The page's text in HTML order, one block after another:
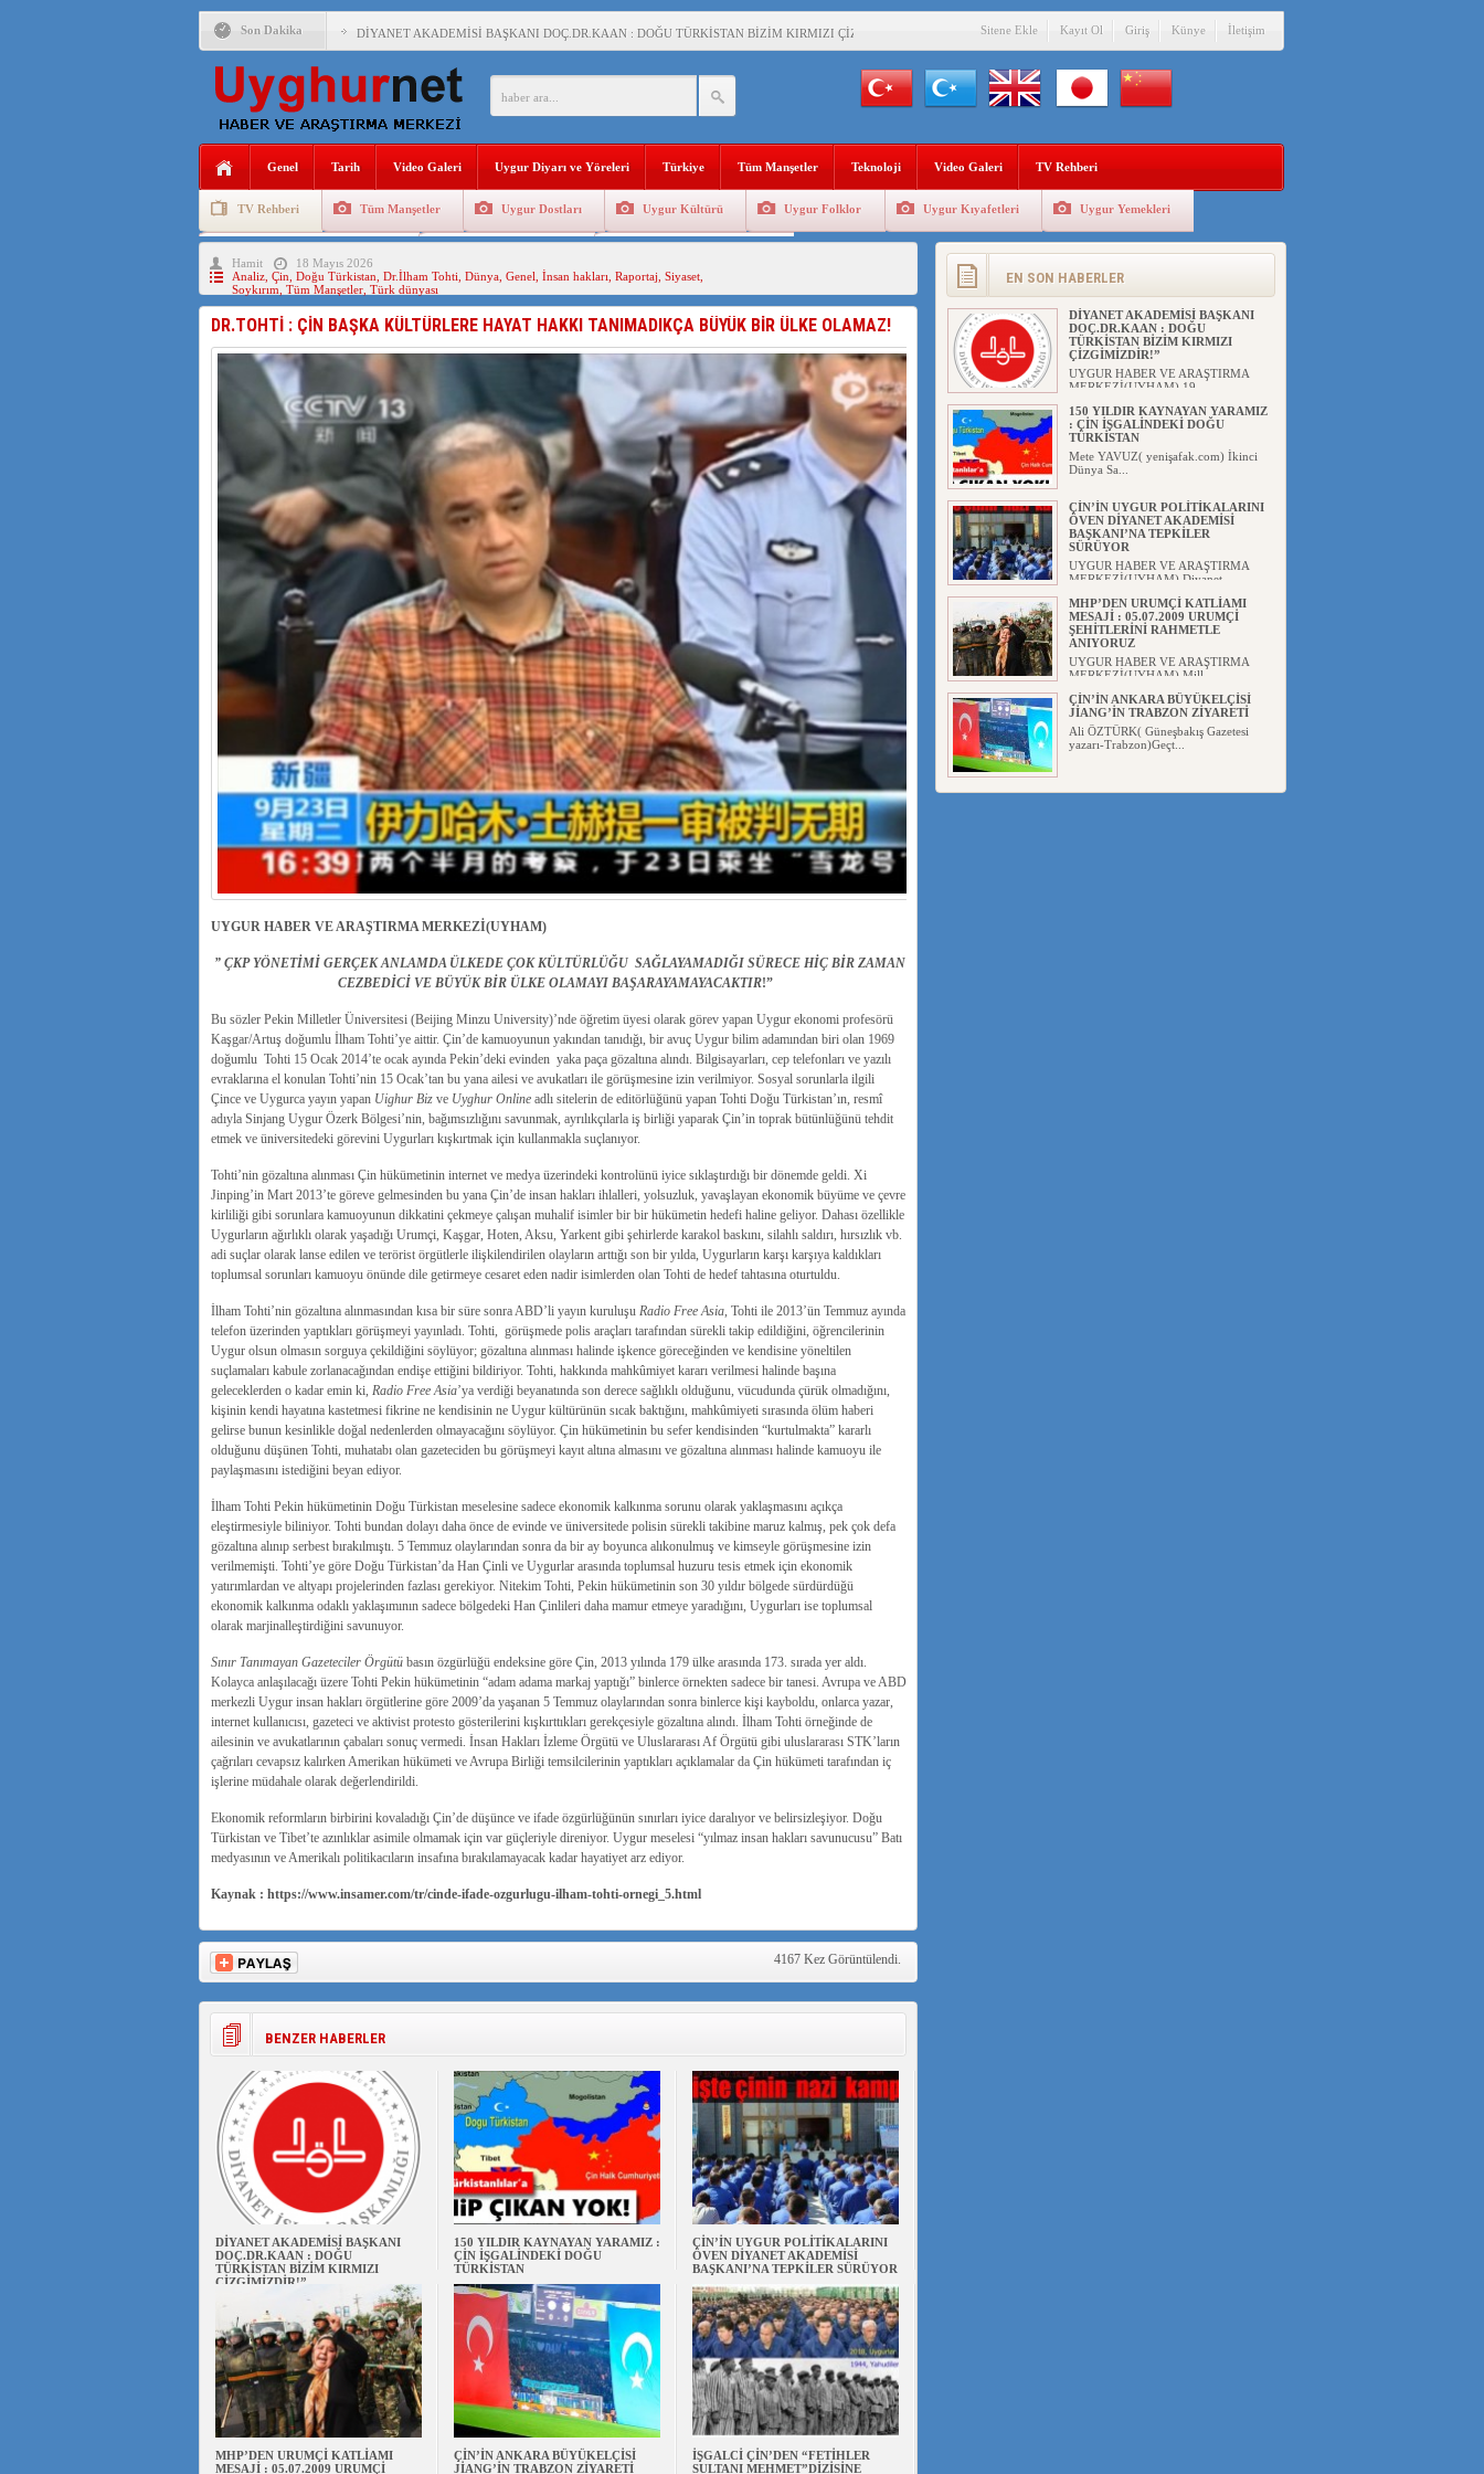
Son Dakika DİYANET AKADEMİSİ BAŞKANI DOÇ.DR.KAAN : DOĞU TÜRKİSTAN BİZİM KIRMIZI ÇİZGİMİZDİR!”
150 YILDIR KAYNAYAN YARAMIZ : ÇİN İŞGALİNDEKİ DOĞU TÜRKİSTAN
ÇİN’İN UYGUR POLİTİKALARINI ÖVEN DİYANET AKADEMİSİ BAŞKANI’NA TEPKİLER SÜRÜYOR
MHP’DEN URUMÇİ KATLİAMI MESAJİ : 05.07.2009 URUMÇİ ŞEHİTLERİNİ RAHMETLE ANIYORUZ
ÇİN’İN ANKARA BÜYÜKELÇİSİ JİANG’İN TRABZON ZİYARETİ
SAADET PARTİSİ İLÇE BAŞKANI : TEMMUZ AYI,DOĞU TÜRKİSTAN İÇİN KATLİAM AYI DEĞİLDİR !
İŞGALCİ ÇİN,DOĞU TÜRKİSTAN’DA EN AZ 143 BİN UYGUR ÇOCUĞU AİLELERİNDEN KOPARDI
AZİZANA KAŞGAR : IŞIKLAR ALTINDA BİR VİTRİN Mİ, SUSTURULMUŞBER HAFİZA Mİ?
Sitene Ekle Kayıt Ol Giriş Künye İletişim
Genel Tarih Video Galeri Uygur Diyarı ve Yöreleri Türkiye Tüm Manşetler Teknoloji Video Galeri TV Rehberi
TV Rehberi Tüm Manşetler Uygur Dostları Uygur Kültürü Uygur Folklor Uygur Kıyafetleri Uygur Yemekleri
Uygurlarda Düğün ve Cenaze
Hamit
18 Mayıs 2026
Analiz, Çin Doğu Türkistan Dr.İlham Tohti Dünya, Genel İnsan hakları Raportaj Siyaset,
Soykırım Tüm Manşetler, Türk dünyası
DR.TOHTİ : ÇİN BAŞKA KÜLTÜRLERE HAYAT HAKKI TANIMADIKÇA BÜYÜK BİR ÜLKE OLAMAZ!
UYGUR HABER VE ARAŞTIRMA MERKEZİ(UYHAM)
” ÇKP YÖNETİMİ GERÇEK ANLAMDA ÜLKEDE ÇOK KÜLTÜRLÜĞU SAĞLAYAMADIĞI SÜRECE HİÇ BİR ZAMAN
CEZBEDİCİ VE BÜYÜK BİR ÜLKE OLAMAYI BAŞARAYAMAYACAKTIR!”
Bu sözler Pekin Milletler Üniversitesi (Beijing Minzu University)’nde öğretim üyesi olarak görev yapan Uygur ekonomi profesörü
Kaşgar/Artuş doğumlu İlham Tohti’ye aittir. Çin’de kamuoyunun yakından tanıdığı, bir avuç Uygur bilim adamından biri olan 1969
doğumlu Tohti 15 Ocak 2014’te ocak ayında Pekin’deki evinden yaka paça gözaltına alındı. Bilgisayarları, cep telefonları ve yazılı
evraklarına el konulan Tohti’nin 15 Ocak’tan bu yana ailesi ve avukatları ile görüşmesine izin verilmiyor. Sosyal sorunlarla ilgili
Çince ve Uygurca yayın yapan Uighur Bizve Uyghur Online adlı sitelerin de editörlüğünü yapan Tohti Doğu Türkistan’ın, resmî
adıyla Sinjang Uygur Özerk Bölgesi’nin, bağımsızlığını savunmak, ayrılıkçılarla iş birliği yaparak Çin’in toprak bütünlüğünü tehdit
etmek ve üniversitedeki görevini Uygurları kışkırtmak için kullanmakla suçlanıyor.
Tohti’nin gözaltına alınması Çin hükümetinin internet ve medya üzerindeki kontrolünü iyice sıklaştırdığı bir dönemde geldi. Xi
Jinping’in Mart 2013’te göreve gelmesinden bu yana Çin’de insan hakları ihlalleri, yolsuzluk, yavaşlayan ekonomik büyüme ve çevre
kirliliği gibi sorunlara kamuoyunun dikkatini çekmeye çalışan muhalif isimler bir bir hükümetin hedefi haline geliyor. Dahası özellikle
Uygurların ağırlıklı olarak yaşadığı Urumçi, Kaşgar, Hoten, Aksu, Yarkent gibi şehirlerde karakol baskını, silahlı saldırı, hırsızlık vb.
adi suçlar olarak lanse edilen ve terörist örgütlerle ilişkilendirilen olayların arttığı son bir yılda, Uygurların karşı karşıya kaldıkları
toplumsal sorunları kamuoyu önünde dile getirmeye cesaret eden nadir isimlerden olan Tohti de hedef tahtasına oturtuldu.
İlham Tohti’nin gözaltına alınmasından kısa bir süre sonra ABD’li yayın kuruluşu Radio Free Asia, Tohti ile 2013’ün Temmuz ayında
telefon üzerinden yaptıkları görüşmeyi yayınladı. Tohti, görüşmede polis araçları tarafından sürekli takip edildiğini, öğrencilerinin
Uygur olsun olmasın sorguya çekildiğini söylüyor; gözaltına alınması halinde işkence göreceğinden ve kendisine yöneltilen
suçlamaları kabule zorlanacağından endişe ettiğini bildiriyor. Tohti, hakkında mahkûmiyet kararı verilmesi halinde başına
geleceklerden o kadar emin ki, Radio Free Asia’ya verdiği beyanatında son derece sağlıklı olduğunu, vücudunda çürük olmadığını,
kişinin kendi hayatına kastetmesi fikrine ne kendisinin ne Uygur kültürünün sıcak baktığını, mahkûmiyeti sırasında ölüm haberi
gelirse bunun kesinlikle doğal nedenlerden olmayacağını söylüyor. Çin hükümetinin bu sefer kendisinden “kurtulmakta” kararlı
olduğunu düşünen Tohti, muhatabı olan gazeteciden bu görüşmeyi kayıt altına almasını ve gözaltına alınması halinde kamuoyu ile
paylaşmasını istediğini beyan ediyor.
İlham Tohti Pekin hükümetinin Doğu Türkistan meselesine sadece ekonomik kalkınma sorunu olarak yaklaşmasını açıkça
eleştirmesiyle biliniyor. Tohti bundan dolayı daha önce de evinde ve üniversitede polisin sürekli takibine maruz kalmış, pek çok defa
gözaltına alınıp serbest bırakılmıştı. 5 Temmuz olaylarından sonra da bir ay boyunca alıkonulmuş ve kimseyle görüşmesine izin
verilmemişti. Tohti’ye göre Doğu Türkistan’da Han Çinli ve Uygurlar arasında toplumsal huzuru tesis etmek için ekonomik
yatırımlardan ve altyapı projelerinden fazlası gerekiyor. Nitekim Tohti, Pekin hükümetinin son 30 yıldır bölgede sürdürdüğü
ekonomik kalkınma odaklı yaklaşımının sadece bölgedeki Han Çinlileri daha mamur etmeye yaradığını, Uygurları ise toplumsal
olarak marjinalleştirdiğini savunuyor.
Sınır Tanımayan Gazeteciler Örgütü basın özgürlüğü endeksine göre Çin, 2013 yılında 179 ülke arasında 173. sırada yer aldı.
Kolayca anlaşılacağı üzere Tohti Pekin hükümetinin “adam adama markaj yaptığı” binlerce örnekten sadece bir tanesi. Avrupa ve ABD
merkezli Uygur insan hakları örgütlerine göre 2009’da yaşanan 5 Temmuz olaylarından sonra binlerce kişi kayboldu, onlarca yazar,
internet kullanıcısı, gazeteci ve aktivist protesto gösterilerini kışkırttıkları gerekçesiyle gözaltına alındı. İlham Tohti örneğinde de
ailesinin ve avukatlarının çabaları sonuç vermedi. İnsan Hakları İzleme Örgütü ve Uluslararası Af Örgütü gibi uluslararası STK’ların
çağrıları cevapsız kalırken Amerikan hükümeti ve Avrupa Birliği temsilcilerinin yaptıkları açıklamalar da Çin hükümeti tarafından iç
işlerine müdahale olarak değerlendirildi.
Ekonomik reformların birbirini kovaladığı Çin’de düşünce ve ifade özgürlüğünün sınırları iyice daralıyor ve belirsizleşiyor. Doğu
Türkistan ve Tibet’te azınlıklar asimile olmamak için var güçleriyle direniyor. Uygur meselesi “yılmaz insan hakları savunucusu” Batı
medyasının ve Amerikalı politikacıların insafına bırakılamayacak kadar hayatiyet arz ediyor.
Kaynak : https://www.insamer.com/tr/cinde-ifade-ozgurlugu-ilham-tohti-ornegi_5.html
4167 Kez Görüntülendi.
BENZER HABERLER
DİYANET AKADEMİSİ BAŞKANI
DOÇ.DR.KAAN : DOĞU
TÜRKİSTAN BİZİM KIRMIZI
ÇİZGİMİZDİR!”
150 YILDIR KAYNAYAN YARAMIZ :
ÇİN İŞGALİNDEKİ DOĞU
TÜRKİSTAN
ÇİN’İN UYGUR POLİTİKALARINI
ÖVEN DİYANET AKADEMİSİ
BAŞKANI’NA TEPKİLER SÜRÜYOR
MHP’DEN URUMÇİ KATLİAMI
MESAJİ : 05.07.2009 URUMÇİ
ÇİN’İN ANKARA BÜYÜKELÇİSİ
JİANG’İN TRABZON ZİYARETİ
İŞGALCİ ÇİN’DEN “FETİHLER
SULTANI MEHMET”DİZİSİNE
EN SON HABERLER
DİYANET AKADEMİSİ BAŞKANI
DOÇ.DR.KAAN : DOĞU
TÜRKİSTAN BİZİM KIRMIZI
ÇİZGİMİZDİR!”
UYGUR HABER VE ARAŞTIRMA
MERKEZİ(UYHAM) 19...
150 YILDIR KAYNAYAN YARAMIZ
: ÇİN İŞGALİNDEKİ DOĞU
TÜRKİSTAN
Mete YAVUZ( yenişafak.com) İkinci
Dünya Sa...
ÇİN’İN UYGUR POLİTİKALARINI
ÖVEN DİYANET AKADEMİSİ
BAŞKANI’NA TEPKİLER
SÜRÜYOR
UYGUR HABER VE ARAŞTIRMA
MERKEZİ(UYHAM) Diyanet
MHP’DEN URUMÇİ KATLİAMI
MESAJİ : 05.07.2009 URUMÇİ
ŞEHİTLERİNİ RAHMETLE
ANIYORUZ
UYGUR HABER VE ARAŞTIRMA
MERKEZİ(UYHAM) Mill...
ÇİN’İN ANKARA BÜYÜKELÇİSİ
JİANG’İN TRABZON ZİYARETİ
Ali ÖZTÜRK( Güneşbakış Gazetesi
yazarı-Trabzon)Geçt...
İŞGALCİ ÇİN’DEN “FETİHLER